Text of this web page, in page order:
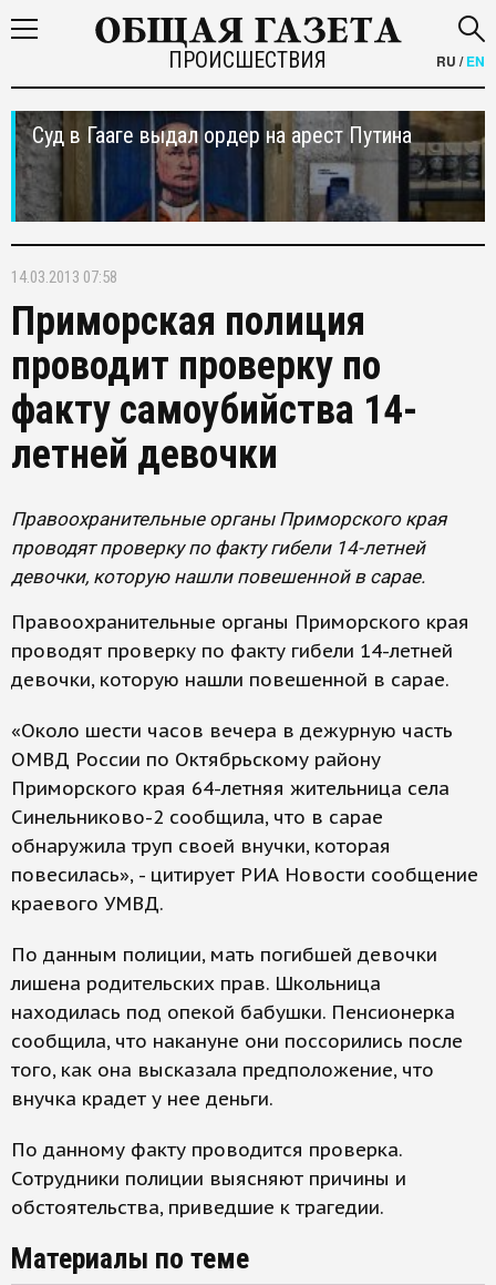
ПРОИСШЕСТВИЯ RU /EN
Суд в Гааге выдал ордер на арест Путина
14.03.2013 07:58
Приморская полиция
проводит проверку по
факту самоубийства 14-
летней девочки
Правоохранительные органы Приморского края
проводят проверку по факту гибели 14-летней
девочки, которую нашли повешенной в сарае.
Правоохранительные органы Приморского края
проводят проверку по факту гибели 14-летней
девочки, которую нашли повешенной в сарае.
«Около шести часов вечера в дежурную часть
ОМВД России по Октябрьскому району
Приморского края 64-летняя жительница села
Синельниково-2 сообщила, что в сарае
обнаружила труп своей внучки, которая
повесилась», - цитирует РИА Новости сообщение
краевого УМВД.
По данным полиции, мать погибшей девочки
лишена родительских прав. Школьница
находилась под опекой бабушки. Пенсионерка
сообщила, что накануне они поссорились после
того, как она высказала предположение, что
внучка крадет у нее деньги.
По данному факту проводится проверка.
Сотрудники полиции выясняют причины и
обстоятельства, приведшие к трагедии.
Материалы по теме